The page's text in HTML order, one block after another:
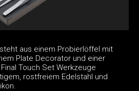
aus einem Probierlöffel mit
Plate Decorator und einer
Touch Set Werkzeuge
rostfreiem Edelstahl und